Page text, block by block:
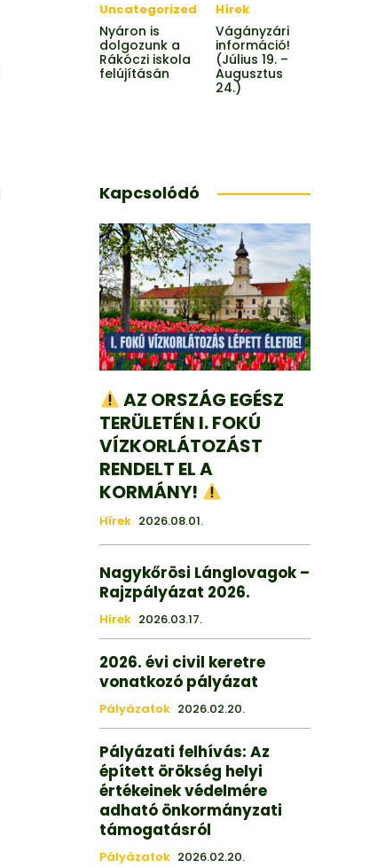
Uncategorized
Nyáron is
dolgozunk a
Rákóczi iskola
felújításán
Hírek
Vágányzári
információ!
(Július 19. –
Augusztus
24.)
Kapcsolódó
AZ ORSZÁG EGÉSZ
TERÜLETÉN I. FOKÚ
VÍZKORLÁTOZÁST
RENDELT EL A
KORMÁNY!
Hírek 2026.08.01.
Nagykőrösi Lánglovagok –
Rajzpályázat 2026.
Hírek 2026.03.17.
2026. évi civil keretre
vonatkozó pályázat
Pályázatok 2026.02.20.
Pályázati felhívás: Az
épített örökség helyi
értékeinek védelmére
adható önkormányzati
támogatásról
Pályázatok 2026.02.20.